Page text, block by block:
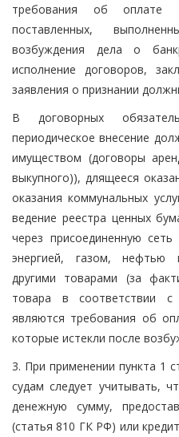
требования об оплате
поставленных,
возбуждения дела о
исполнение договоров,
заявления о признании
В договорных
периодическое внесение
имуществом (договоры
выкупного)), длящееся
оказания коммунальных
ведение реестра ценных
через присоединенную
энергией, газом, нефтью
другими товарами (за
товара в соответствии
являются требования об
которые истекли после
3. При применении пункта 1
судам следует учитывать,
денежную сумму,
(статья 810 ГК РФ) или